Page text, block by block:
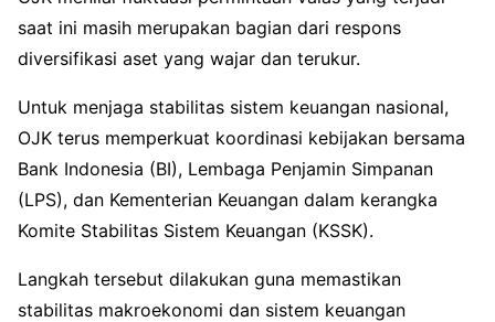
saat ini masih merupakan bagian dari respons
diversifikasi aset yang wajar dan terukur.
Untuk menjaga stabilitas sistem keuangan nasional,
OJK terus memperkuat koordinasi kebijakan bersama
Bank Indonesia (BI), Lembaga Penjamin Simpanan
(LPS), dan Kementerian Keuangan dalam kerangka
Komite Stabilitas Sistem Keuangan (KSSK).
Langkah tersebut dilakukan guna memastikan
stabilitas makroekonomi dan sistem keuangan